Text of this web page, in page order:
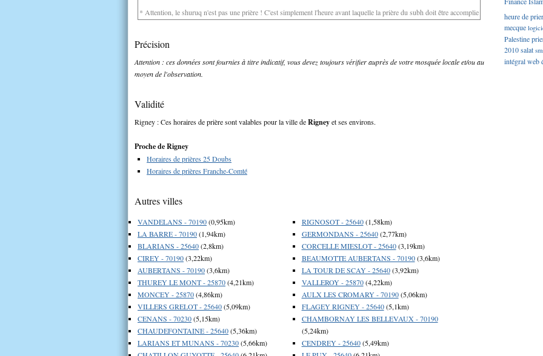
* Attention, le shuruq n'est pas une prière ! C'est simplement l'heure avant laquelle la prière du subh doit être accomplie
Précision
Attention : ces données sont fournies à titre indicatif, vous devez toujours vérifier auprès de votre mosquée locale et/ou au
moyen de l'observation.
Validité
Rigney : Ces horaires de prière sont valables pour la ville deRigneyet ses environs.
Proche de Rigney
Horaires de prières 25 Doubs
Horaires de prières Franche-Comté
Autres villes
VANDELANS - 70190(0,95km)
LA BARRE - 70190(1,94km)
BLARIANS - 25640(2,8km)
CIREY - 70190(3,22km)
AUBERTANS - 70190(3,6km)
THUREY LE MONT - 25870(4,21km)
MONCEY - 25870(4,86km)
VILLERS GRELOT - 25640(5,09km)
CENANS - 70230(5,15km)
CHAUDEFONTAINE - 25640(5,36km)
LARIANS ET MUNANS - 70230(5,66km)
RIGNOSOT - 25640(1,58km)
GERMONDANS - 25640(2,77km)
CORCELLE MIESLOT - 25640(3,19km)
BEAUMOTTE AUBERTANS - 70190(3,6km)
LA TOUR DE SCAY - 25640(3,92km)
VALLEROY - 25870(4,22km)
AULX LES CROMARY - 70190(5,06km)
FLAGEY RIGNEY - 25640(5,1km)
CHAMBORNAY LES BELLEVAUX - 70190
(5,24km)
CENDREY - 25640(5,49km)
heure de
mecque
Palestine
2010salat
intégralweb